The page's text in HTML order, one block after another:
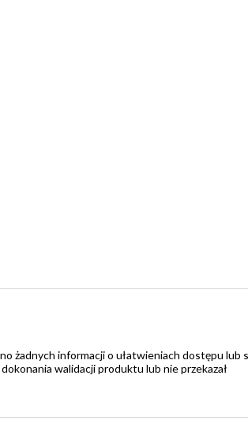
żadnych informacji o ułatwieniach dostępu lub
walidacji produktu lub nie przekazał